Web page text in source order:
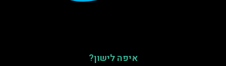
איפה לישון?